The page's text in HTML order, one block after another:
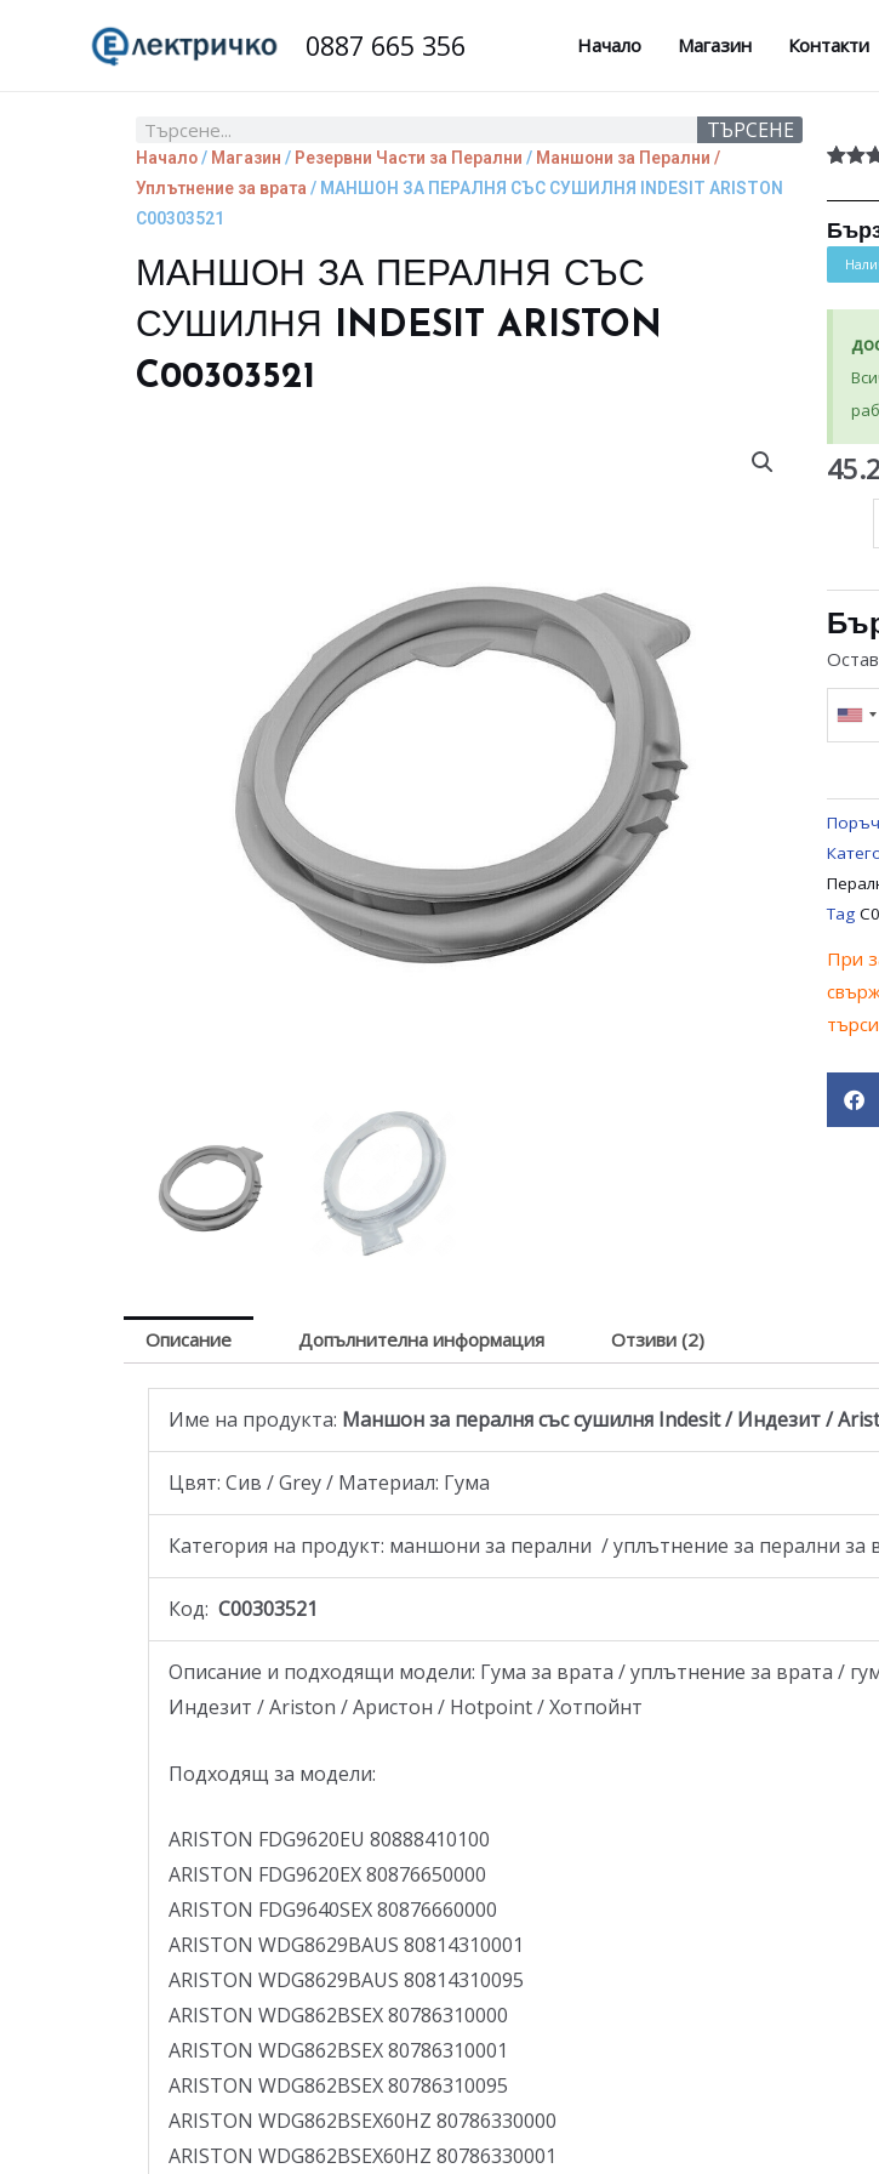
0887 665 356 Начало Магазин Контакти
Search ТЪРСЕНЕ
Начало/ Магазин / Резервни Части за Перални / Маншони за Перални /
Уплътнение за врата / МАНШОН ЗА ПЕРАЛНЯ СЪС СУШИЛНЯ INDESIT ARISTON
C00303521
МАНШОН ЗА ПЕРАЛНЯ СЪС
СУШИЛНЯ INDESIT ARISTON
C00303521
от 5,
ЗА
Tag
При
Описание Допълнителна информация Отзиви (2)
Име на продукта: Маншон за пералня със сушилня Indesit / Индезит /
Цвят: Сив / Grey / Материал: Гума
Категория на продукт: маншони за перални / уплътнение за перални за
Код: C00303521
Описание и подходящи модели: Гума за врата / уплътнение за врата /
Индезит / Ariston / Аристон / Hotpoint / Хотпойнт
Подходящ за модели:
ARISTON FDG9620EU 80888410100
ARISTON FDG9620EX 80876650000
ARISTON FDG9640SEX 80876660000
ARISTON WDG8629BAUS 80814310001
ARISTON WDG8629BAUS 80814310095
ARISTON WDG862BSEX 80786310000
ARISTON WDG862BSEX 80786310001
ARISTON WDG862BSEX 80786310095
ARISTON WDG862BSEX60HZ 80786330000
ARISTON WDG862BSEX60HZ 80786330001